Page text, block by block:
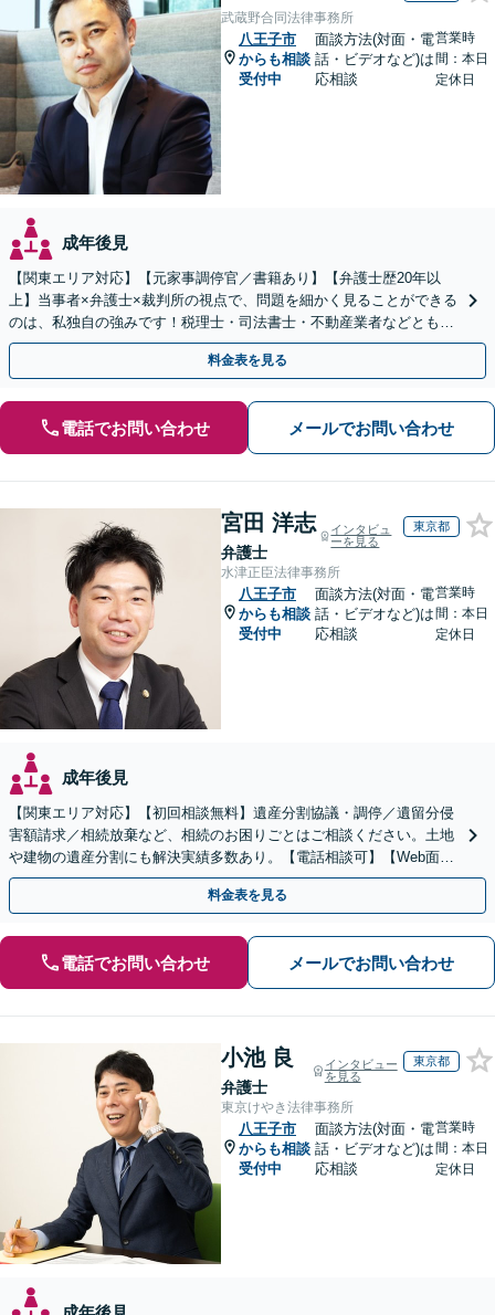
武蔵野合同法律事務所
八王子市
からも相談
受付中
面談方法(対面・電
話・ビデオなど)は
応相談
営業時
間：本日
定休日
成年後見
【関東エリア対応】【元家事調停官／書籍あり】【弁護士歴20年以
上】当事者×弁護士×裁判所の視点で、問題を細かく見ることができる
のは、私独自の強みです！税理士・司法書士・不動産業者などとも連
携。地元密着で、親切＆丁寧にお悩みに寄り添います。
料金表を見る
電話でお問い合わせ メールでお問い合わせ
宮田 洋志
弁護士
インタビュ
ーを見る
東京都
水津正臣法律事務所
八王子市
からも相談
受付中
面談方法(対面・電
話・ビデオなど)は
応相談
営業時
間：本日
定休日
成年後見
【関東エリア対応】【初回相談無料】遺産分割協議・調停／遺留分侵
害額請求／相続放棄など、相続のお困りごとはご相談ください。土地
や建物の遺産分割にも解決実績多数あり。【電話相談可】【Web面談
可】遺言書作成や財産の整理など生前対策もサポート
料金表を見る
電話でお問い合わせ メールでお問い合わせ
小池 良
弁護士
インタビュー
を見る
東京都
東京けやき法律事務所
八王子市
からも相談
受付中
面談方法(対面・電
話・ビデオなど)は
応相談
営業時
間：本日
定休日